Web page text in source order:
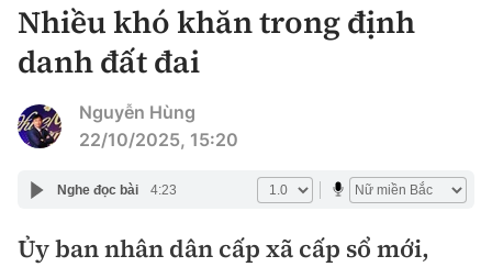
CHUYÊN MỤC
Thời sự
Nhiều khó khăn trong định
danh đất đai
Nguyễn Hùng
22/10/2025, 15:20
Nghe đọc bài 4:23
Ủy ban nhân dân cấp xã cấp sổ mới,